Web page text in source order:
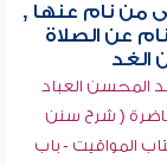
من نام عنها ,
عن الصلاة
الغد
المحسن العباد
( شرح سنن
المواقيت - باب